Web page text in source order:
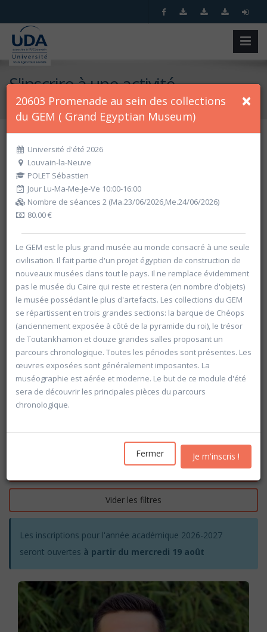
S'inscrire à une activité
Accueil S'inscrire à une activité
Recherche spécifique
Recherche par critères
Vider les filtres
Les inscriptions pour l'année académique 2026-2027
seront ouvertes à partir du mercredi 19 août
×
20603 Promenade au sein des collections
du GEM ( Grand Egyptian Museum)
Université d'été 2026
Louvain-la-Neuve
POLET Sébastien
Jour Lu-Ma-Me-Je-Ve 10:00-16:00
Nombre de séances 2 (Ma.23/06/2026,Me.24/06/2026)
80.00 €
Le GEM est le plus grand musée au monde consacré à une seule
civilisation. Il fait partie d'un projet égyptien de construction de
nouveaux musées dans tout le pays. Il ne remplace évidemment
pas le musée du Caire qui reste et restera (en nombre d'objets)
le musée possédant le plus d'artefacts. Les collections du GEM
se répartissent en trois grandes sections: la barque de Chéops
(anciennement exposée à côté de la pyramide du roi), le trésor
de Toutankhamon et douze grandes salles proposant un
parcours chronologique. Toutes les périodes sont présentes. Les
œuvres exposées sont généralement imposantes. La
muséographie est aérée et moderne. Le but de ce module d'été
sera de découvrir les principales pièces du parcours
chronologique.
Fermer Je m'inscris !